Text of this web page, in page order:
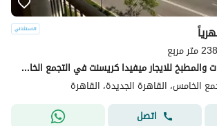
238 متر مربع
شقة 238م بالتكييفات والمطبخ للايجار ميفيدا كريسنت في التجمع الخامس Mivida
الخامس، القاهرة الجديدة، القاهرة
اتصل